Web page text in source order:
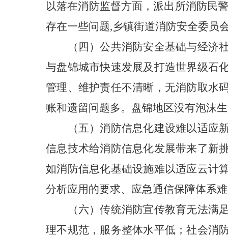
以落在消防监督方面，派出所消防民
存在一些问题,乡镇街道消防安全委员
（四）公共消防安全基础与经济
与盘锦城市快速发展及打造世界级石
管理、维护责任不清晰，无消防取水
账和遗留问题多。盘锦地区没有泡沫
（五）消防信息化建设难以适应
信息技术给消防信息化发展带来了新
如消防信息化基础设施难以适应云计
分析应用的要求、应急通信保障体系
（六）传统消防宣传教育无法满
理不规范，服务整体水平低；社会消